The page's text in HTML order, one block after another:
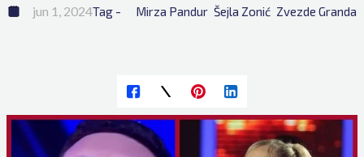
jun 1, 2024Tag - Mirza Pandur Šejla Zonić Zvezde Granda